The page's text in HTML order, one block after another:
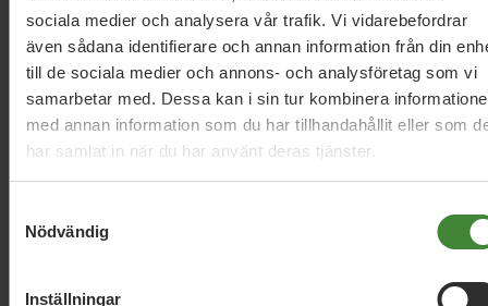
sociala medier och analysera vår trafik. Vi vidarebefordrar
även sådana identifierare och annan information från din
till de sociala medier och annons- och analysföretag som vi
samarbetar med. Dessa kan i sin tur kombinera
med annan information som du har tillhandahållit eller som
har samlat in när du har använt deras tjänster.
Nödvändig
Inställningar
30 juli 2026
Earth Overshoot Day: Naturkrisen är en
säkerhetsfråga